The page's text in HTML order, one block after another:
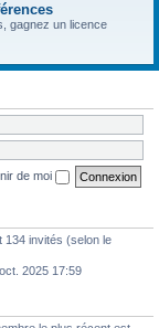
gagnez un licence
de moi
134 invités (selon le
2025 17:59